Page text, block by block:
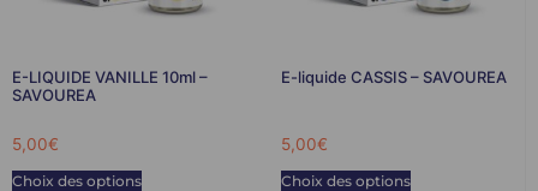
E-LIQUIDE VANILLE 10ml –
SAVOUREA
5,00€
Choix des options
E-liquide CASSIS – SAVOUREA
5,00€
Choix des options